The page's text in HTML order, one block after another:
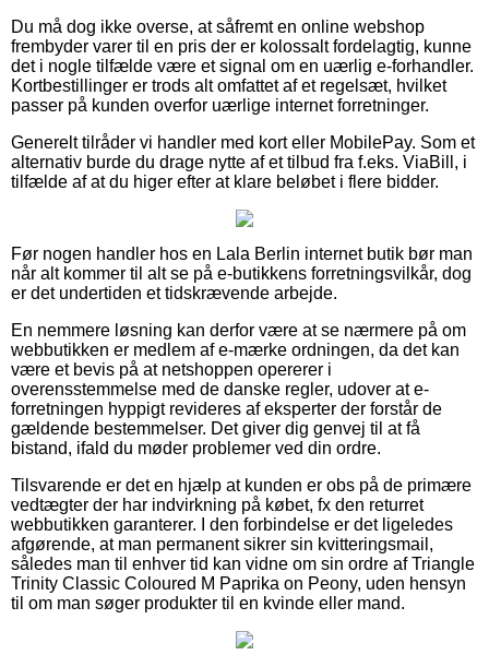
Du må dog ikke overse, at såfremt en online webshop
frembyder varer til en pris der er kolossalt fordelagtig, kunne
det i nogle tilfælde være et signal om en uærlig e-forhandler.
Kortbestillinger er trods alt omfattet af et regelsæt, hvilket
passer på kunden overfor uærlige internet forretninger.
Generelt tilråder vi handler med kort eller MobilePay. Som et
alternativ burde du drage nytte af et tilbud fra f.eks. ViaBill, i
tilfælde af at du higer efter at klare beløbet i flere bidder.
Før nogen handler hos en Lala Berlin internet butik bør man
når alt kommer til alt se på e-butikkens forretningsvilkår, dog
er det undertiden et tidskrævende arbejde.
En nemmere løsning kan derfor være at se nærmere på om
webbutikken er medlem af e-mærke ordningen, da det kan
være et bevis på at netshoppen opererer i
overensstemmelse med de danske regler, udover at e-
forretningen hyppigt revideres af eksperter der forstår de
gældende bestemmelser. Det giver dig genvej til at få
bistand, ifald du møder problemer ved din ordre.
Tilsvarende er det en hjælp at kunden er obs på de primære
vedtægter der har indvirkning på købet, fx den returret
webbutikken garanterer. I den forbindelse er det ligeledes
afgørende, at man permanent sikrer sin kvitteringsmail,
således man til enhver tid kan vidne om sin ordre af Triangle
Trinity Classic Coloured M Paprika on Peony, uden hensyn
til om man søger produkter til en kvinde eller mand.